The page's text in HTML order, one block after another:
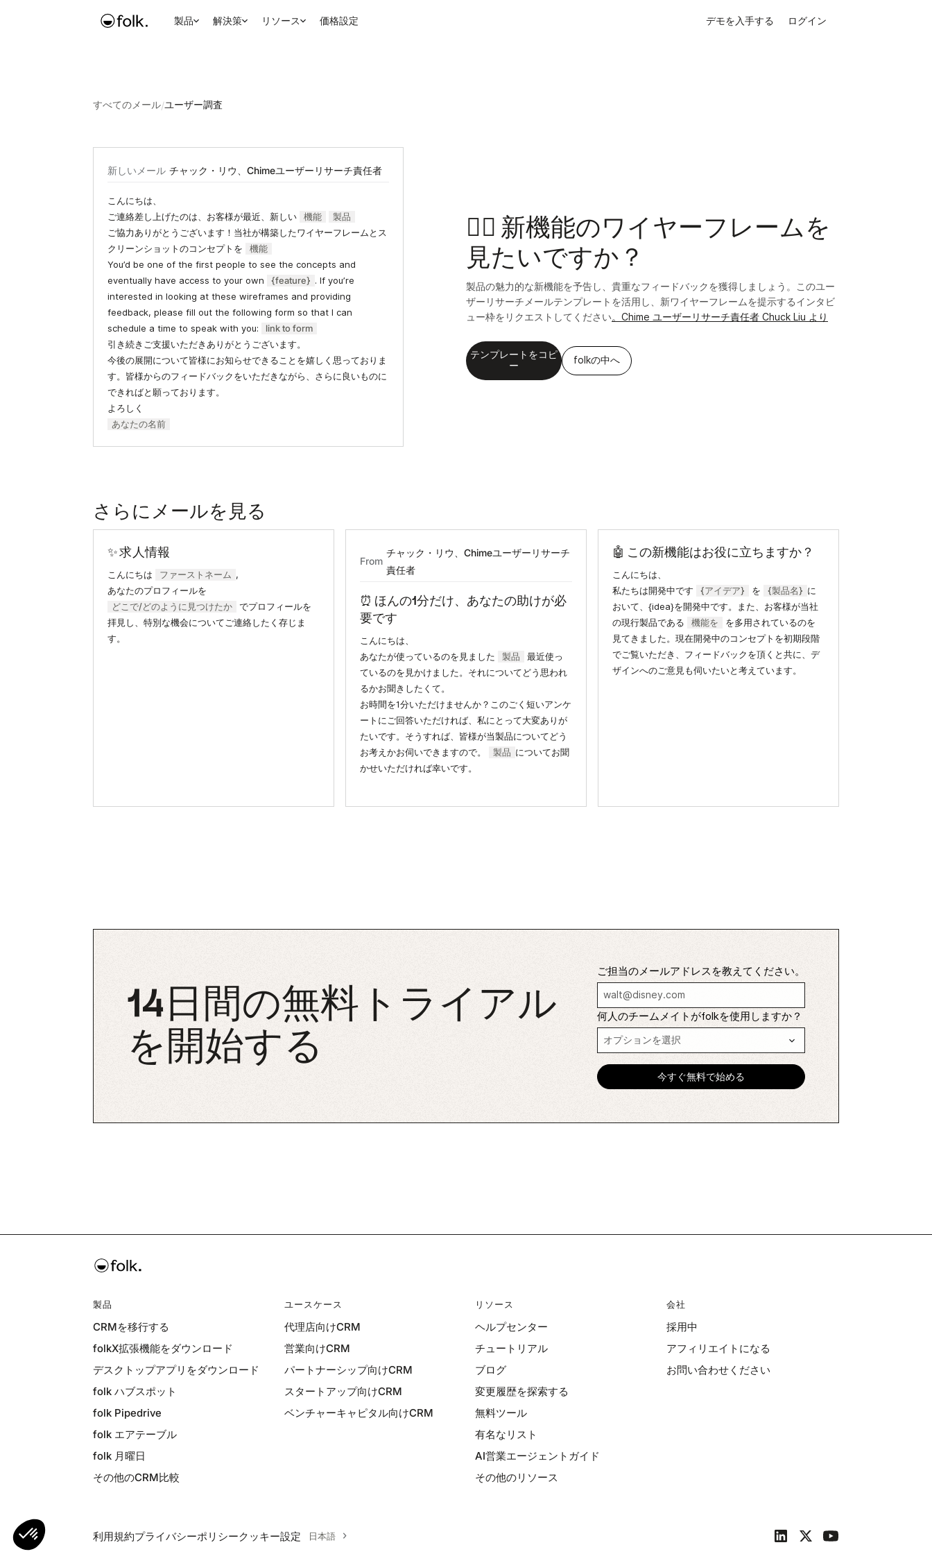
製品 解決策 リソース 価格設定 デモを入手する ログイン
すべてのメール/ユーザー調査
新しいメール チャック・リウ、Chimeユーザーリサーチ責任者
こんにちは、
ご連絡差し上げたのは、お客様が最近、新しい
機能
製品
ご協力ありがとうございます！当社が構築したワイヤーフレームとス
クリーンショットのコンセプトを
機能
You’d be one of the first people to see the concepts and
eventually have access to your own
{feature} . If you’re
interested in looking at these wireframes and providing
feedback, please fill out the following form so that I can
schedule a time to speak with you:
link to form
引き続きご支援いただきありがとうございます。
今後の展開について皆様にお知らせできることを嬉しく思っておりま
す。皆様からのフィードバックをいただきながら、さらに良いものに
できればと願っております。
よろしく
あなたの名前
✍🏻 新機能のワイヤーフレームを
見たいですか？
製品の魅力的な新機能を予告し、貴重なフィードバックを獲得しましょう。このユー
ザーリサーチメールテンプレートを活用し、新ワイヤーフレームを提示するインタビ
ュー枠をリクエストしてください。Chime ユーザーリサーチ責任者 Chuck Liu より
テンプレートをコピ
ー
folkの中へ
さらにメールを見る
✨ 求人情報
こんにちは ファーストネーム ,
あなたのプロフィールを
どこで/どのように見つけたか
でプロフィールを
拝見し、特別な機会についてご連絡したく存じま
す。
From
チャック・リウ、Chimeユーザーリサーチ
責任者
⏰ ほんの1分だけ、あなたの助けが必
要です
こんにちは、
あなたが使っているのを見ました
製品
最近使っ
ているのを見かけました。それについてどう思われ
るかお聞きしたくて。
お時間を1分いただけませんか？このごく短いアンケ
ートにご回答いただければ、私にとって大変ありが
たいです。そうすれば、皆様が当製品についてどう
お考えかお伺いできますので。
製品 についてお聞
かせいただければ幸いです。
🤖 この新機能はお役に立ちますか？
こんにちは、
私たちは開発中です
{アイデア} を {製品名} に
おいて、{idea}を開発中です。また、お客様が当社
の現行製品である
機能を
を多用されているのを
見てきました。現在開発中のコンセプトを初期段階
でご覧いただき、フィードバックを頂くと共に、デ
ザインへのご意見も伺いたいと考えています。
14日間の無料トライアル
を開始する
ご担当のメールアドレスを教えてください。
何人のチームメイトがfolkを使用しますか？
製品
CRMを移行する
folkX拡張機能をダウンロード
デスクトップアプリをダウンロード
folk ハブスポット
folk Pipedrive
folk エアテーブル
folk 月曜日
その他のCRM比較
ユースケース
代理店向けCRM
営業向けCRM
パートナーシップ向けCRM
スタートアップ向けCRM
ベンチャーキャピタル向けCRM
リソース
ヘルプセンター
チュートリアル
ブログ
変更履歴を探索する
無料ツール
有名なリスト
AI営業エージェントガイド
その他のリソース
会社
採用中
アフィリエイトになる
お問い合わせください
利用規約プライバシーポリシークッキー設定 日本語